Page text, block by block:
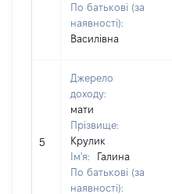
По батькові (за
наявності):
Василівна
5
Джерело
доходу:
мати
Прізвище:
Крулик
Ім'я:
Галина
По батькові (за
наявності):